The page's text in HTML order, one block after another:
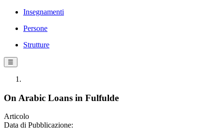
Insegnamenti
Persone
Strutture
☰
On Arabic Loans in Fulfulde
Articolo
Data di Pubblicazione: